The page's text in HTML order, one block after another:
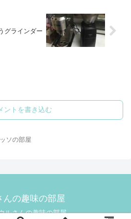
グラインダー
ントを書き込む
ソの部屋
んの趣味の部屋
ルさんの趣味の部屋.